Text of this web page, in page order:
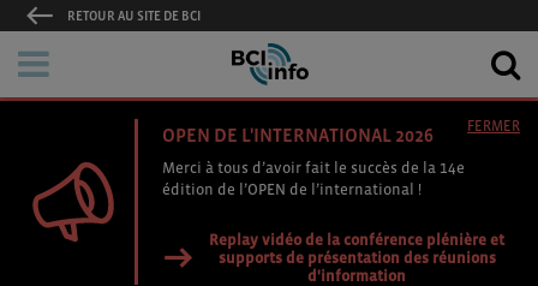
RETOUR AU SITE DE BCI
OPEN DE L'INTERNATIONAL 2026
Merci à tous d’avoir fait le succès de la 14e
édition de l’OPEN de l’international !
Replay vidéo de la conférence plénière et
supports de présentation des réunions
d'information
FERMER